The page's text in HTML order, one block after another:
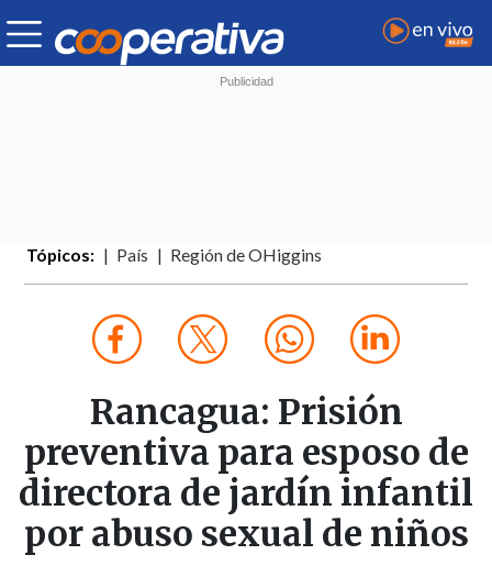
Tópicos: País Región de OHiggins
Rancagua: Prisión
preventiva para esposo de
directora de jardín infantil
por abuso sexual de niños